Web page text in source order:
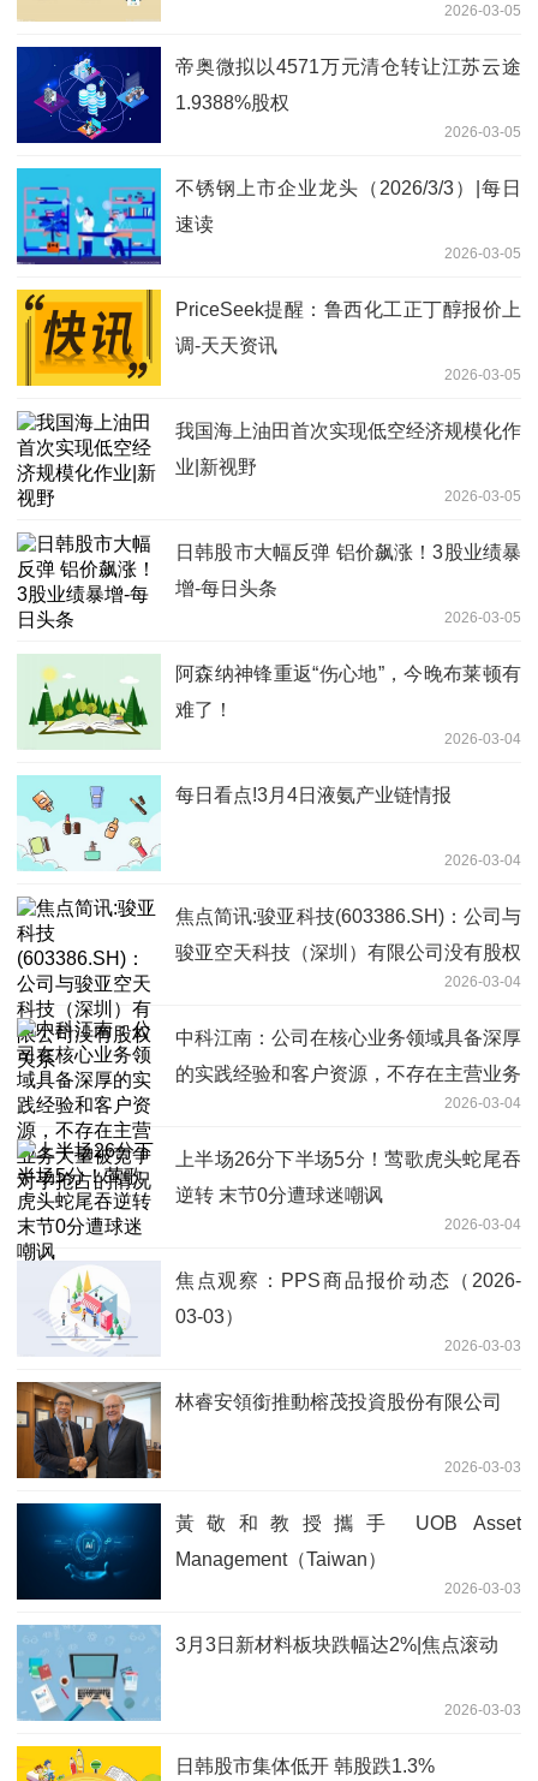
2026-03-05
帝奥微拟以4571万元清仓转让江苏云途
1.9388%股权
2026-03-05
不锈钢上市企业龙头（2026/3/3）|每日
速读
2026-03-05
PriceSeek提醒：鲁西化工正丁醇报价上
调-天天资讯
2026-03-05
我国海上油田首次实现低空经济规模化作
业|新视野
2026-03-05
日韩股市大幅反弹 铝价飙涨！3股业绩暴
增-每日头条
2026-03-05
阿森纳神锋重返“伤心地”，今晚布莱顿有
难了！
2026-03-04
每日看点!3月4日液氨产业链情报
2026-03-04
焦点简讯:骏亚科技(603386.SH)：公司与
骏亚空天科技（深圳）有限公司没有股权
2026-03-04
中科江南：公司在核心业务领域具备深厚
的实践经验和客户资源，不存在主营业务
2026-03-04
上半场26分下半场5分！莺歌虎头蛇尾吞
逆转 末节0分遭球迷嘲讽
2026-03-04
焦点观察：PPS商品报价动态（2026-
03-03）
2026-03-03
林睿安領銜推動榕茂投資股份有限公司
2026-03-03
黃敬和教授攜手 UOB Asset
Management（Taiwan）
2026-03-03
3月3日新材料板块跌幅达2%|焦点滚动
2026-03-03
日韩股市集体低开 韩股跌1.3%